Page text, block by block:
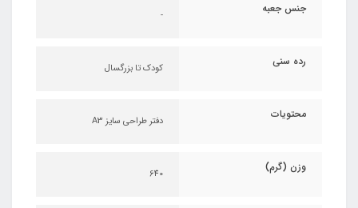
جنس جعبه -
رده سنی کودک تا بزرگسال
محتویات دفتر طراحی سایز A3
وزن (گرم) 640